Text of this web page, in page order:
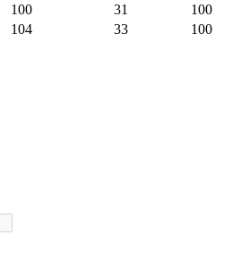
100 31
100
104 33 100